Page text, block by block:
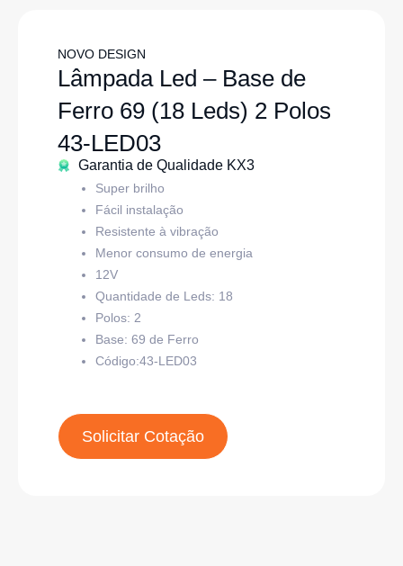
NOVO DESIGN
Lâmpada Led – Base de
Ferro 69 (18 Leds) 2 Polos
43-LED03
Garantia de Qualidade KX3
Super brilho
Fácil instalação
Resistente à vibração
Menor consumo de energia
12V
Quantidade de Leds: 18
Polos: 2
Base: 69 de Ferro
Código:43-LED03
Solicitar Cotação